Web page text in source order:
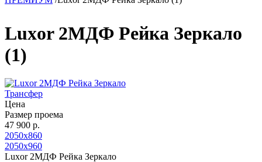
Luxor 2МДФ Рейка Зеркало
(1)
Трансфер
Цена
Размер проема
47 900 р.
2050х860
2050х960
Luxor 2МДФ Рейка Зеркало